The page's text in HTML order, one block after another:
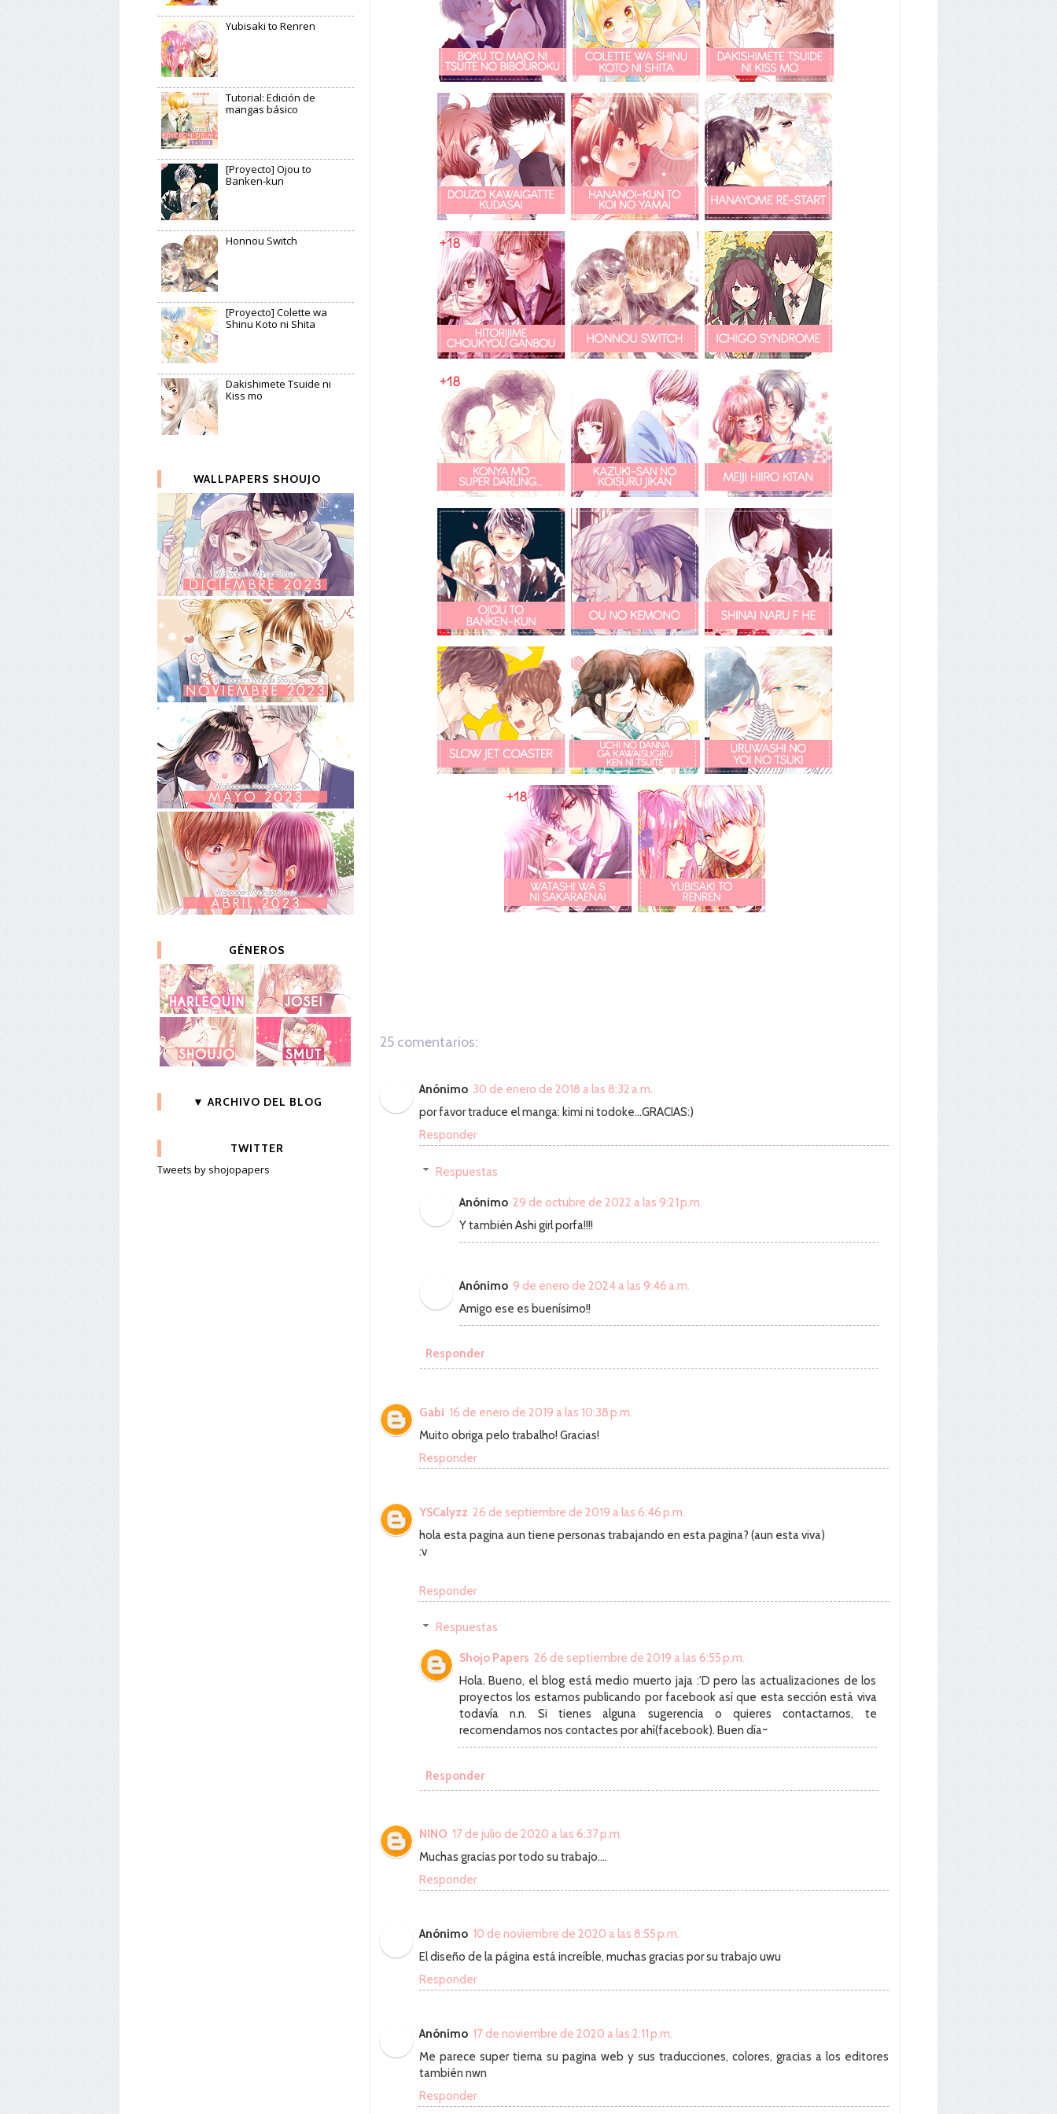
25 comentarios:
Anónimo 30 de enero de 2018 a las 8:32 a.m.
por favor traduce el manga: kimi ni todoke...GRACIAS:)
Responder
Respuestas
Anónimo 29 de octubre de 2022 a las 9:21 p.m.
Y también Ashi girl porfa!!!!
Anónimo 9 de enero de 2024 a las 9:46 a.m.
Amigo ese es buenísimo!!
Responder
Gabi 16 de enero de 2019 a las 10:38 p.m.
Muito obriga pelo trabalho! Gracias!
Responder
YSCalyzz 26 de septiembre de 2019 a las 6:46 p.m.
hola esta pagina aun tiene personas trabajando en esta pagina? (aun esta viva)
:v
Responder
Respuestas
Shojo Papers 26 de septiembre de 2019 a las 6:55 p.m.
Hola. Bueno, el blog está medio muerto jaja :'D pero las actualizaciones de los
proyectos los estamos publicando por facebook así que esta sección está viva
todavía n.n. Si tienes alguna sugerencia o quieres contactarnos, te
recomendamos nos contactes por ahí(facebook). Buen día~
Responder
NINO 17 de julio de 2020 a las 6:37 p.m.
Muchas gracias por todo su trabajo....
Responder
Anónimo 10 de noviembre de 2020 a las 8:55 p.m.
El diseño de la página está increíble, muchas gracias por su trabajo uwu
Responder
Anónimo 17 de noviembre de 2020 a las 2:11 p.m.
Me parece super tierna su pagina web y sus traducciones, colores, gracias a los editores
también nwn
Responder
Yubisaki to Renren
Tutorial: Edición de
mangas básico
[Proyecto] Ojou to
Banken-kun
Honnou Switch
[Proyecto] Colette wa
Shinu Koto ni Shita
Dakishimete Tsuide ni
Kiss mo
WALLPAPERS SHOUJO
GÉNEROS
▼ ARCHIVO DEL BLOG
TWITTER
Tweets by shojopapers